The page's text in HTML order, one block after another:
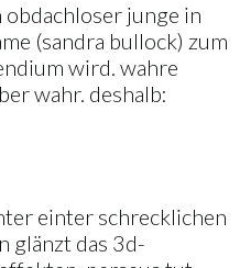
obdachloser junge in
(sandra bullock) zum
wird. wahre
wahr. deshalb:
einter schrecklichen
glänzt das 3d-